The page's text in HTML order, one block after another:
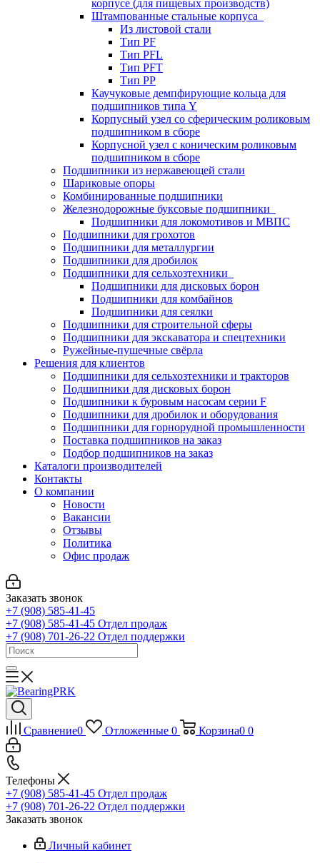
корпусе (для пищевых производств)
Штампованные стальные корпуса
Из листовой стали
Тип PF
Тип PFL
Тип PFT
Тип PP
Каучуковые демпфирующие кольца для
подшипников типа Y
Корпусный узел со сферическим роликовым
подшипником в сборе
Корпусной узел с коническим роликовым
подшипником в сборе
Подшипники из нержавеющей стали
Шариковые опоры
Комбинированные подшипники
Железнодорожные буксовые подшипники
Подшипники для локомотивов и МВПС
Подшипники для грохотов
Подшипники для металлургии
Подшипники для дробилок
Подшипники для сельхозтехники
Подшипники для дисковых борон
Подшипники для комбайнов
Подшипники для сеялки
Подшипники для строительной сферы
Подшипники для экскаватора и спецтехники
Ружейные-пушечные свёрла
Решения для клиентов
Подшипники для сельхозтехники и тракторов
Подшипники для дисковых борон
Подшипники к буровым насосам серии F
Подшипники для дробилок и оборудования
Подшипники для горнорудной промышленности
Поставка подшипников на заказ
Подбор подшипников на заказ
Каталоги производителей
Контакты
О компании
Новости
Вакансии
Отзывы
Политика
Офис продаж
Заказать звонок
+7 (908) 585-41-45
+7 (908) 585-41-45 Отдел продаж
+7 (908) 701-26-22 Отдел поддержки
Сравнение0 Отложенные 0 Корзина0 0
Телефоны
+7 (908) 585-41-45 Отдел продаж
+7 (908) 701-26-22 Отдел поддержки
Заказать звонок
Личный кабинет